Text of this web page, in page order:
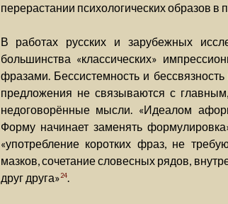
перерастании психологических образов в
В работах русских и зарубежных
большинства «классических»
фразами. Бессистемность и
предложения не связываются с
недоговорённые мысли. «Идеалом
Форму начинает заменять
«употребление коротких фраз, не
мазков, сочетание словесных рядов,
друг друга»24.